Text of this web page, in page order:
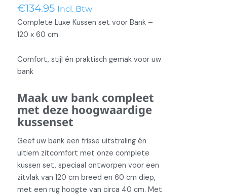
€134.95 Incl. Btw
Stripe
Nicobar
aantal
Complete Luxe Kussen set voor Bank –
120 x 60 cm
Comfort, stijl én praktisch gemak voor uw
bank
Maak uw bank compleet
met deze hoogwaardige
kussenset
Geef uw bank een frisse uitstraling én
ultiem zitcomfort met onze complete
kussen set, speciaal ontworpen voor een
zitvlak van 120 cm breed en 60 cm diep,
met een rug hoogte van circa 40 cm. Met